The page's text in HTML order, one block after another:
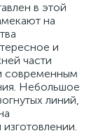
в этой
на
и
части
современным
Небольшое
линий,